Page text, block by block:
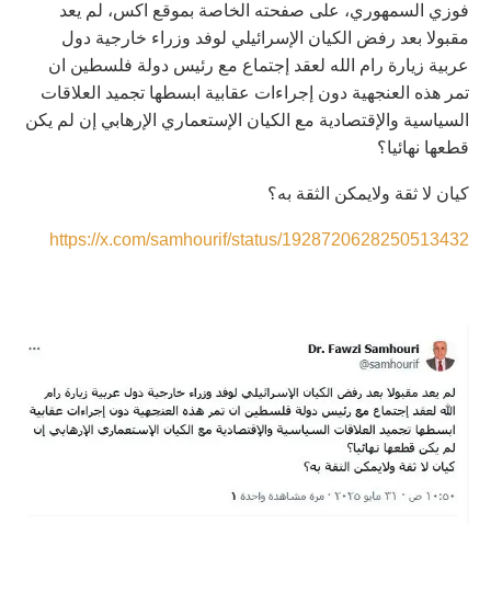
فوزي السمهوري، على صفحته الخاصة بموقع اكس، لم يعد
مقبولا بعد رفض الكيان الإسرائيلي لوفد وزراء خارجية دول
عربية زيارة رام الله لعقد إجتماع مع رئيس دولة فلسطين ان
تمر هذه العنجهية دون إجراءات عقابية ابسطها تجميد العلاقات
السياسية والإقتصادية مع الكيان الإستعماري الإرهابي إن لم يكن
قطعها نهائيا؟
كيان لا ثقة ولايمكن الثقة به؟
https://x.com/samhourif/status/1928720628250513432